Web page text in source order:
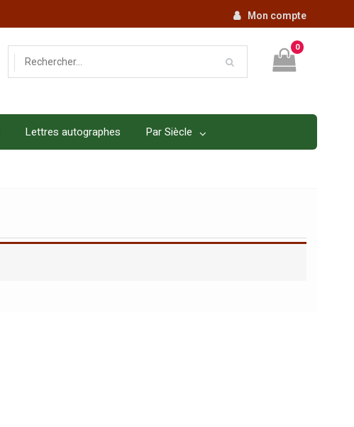
Mon compte
0
Lettres autographes Par Siècle